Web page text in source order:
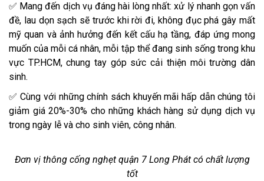
✅ Mang đến dịch vụ đáng hài lòng nhất: xử lý nhanh gọn vấn
đề, lau dọn sạch sẽ trước khi rời đi, không đục phá gây mất
mỹ quan và ảnh hưởng đến kết cấu hạ tầng, đáp ứng mong
muốn của mỗi cá nhân, mỗi tập thể đang sinh sống trong khu
vực TP.HCM, chung tay góp sức cải thiện môi trường dân
sinh.
✅ Cùng với những chính sách khuyến mãi hấp dẫn chúng tôi
giảm giá 20%-30% cho những khách hàng sử dụng dịch vụ
trong ngày lễ và cho sinh viên, công nhân.
Đơn vị thông cống nghẹt quận 7 Long Phát có chất lượng
tốt